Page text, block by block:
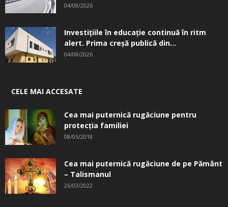
04/08/2026
Investițiile în educație continuă în ritm
alert. Prima creşă publică din...
04/08/2026
CELE MAI ACCESATE
Cea mai puternică rugăciune pentru
protecția familiei
08/05/2018
Cea mai puternică rugăciune de pe Pământ
– Talismanul
26/03/2022